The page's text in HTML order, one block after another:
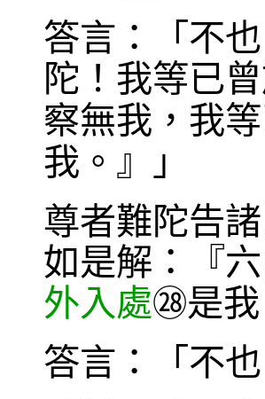
答言：「不
陀！我等已
察無我，我
我。』」
尊者難陀告
如是解：『
外入處㉘是
答言：「不